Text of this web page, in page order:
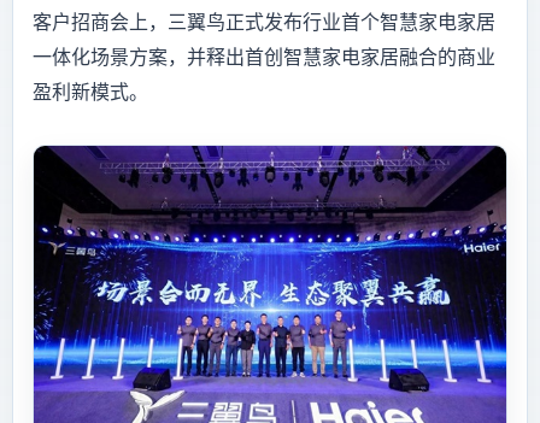
客户招商会上，三翼鸟正式发布行业首个智慧家电家居
一体化场景方案，并释出首创智慧家电家居融合的商业
盈利新模式。